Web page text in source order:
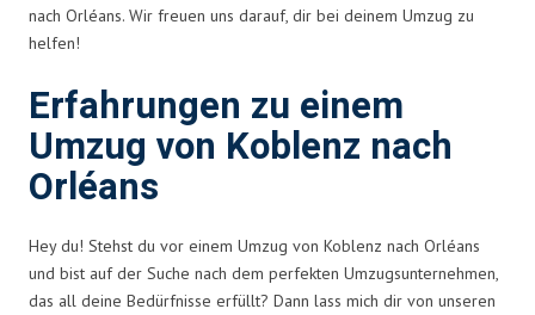
nach Orléans. Wir freuen uns darauf, dir bei deinem Umzug zu
helfen!
Erfahrungen zu einem
Umzug von Koblenz nach
Orléans
Hey du! Stehst du vor einem Umzug von Koblenz nach Orléans
und bist auf der Suche nach dem perfekten Umzugsunternehmen,
das all deine Bedürfnisse erfüllt? Dann lass mich dir von unseren